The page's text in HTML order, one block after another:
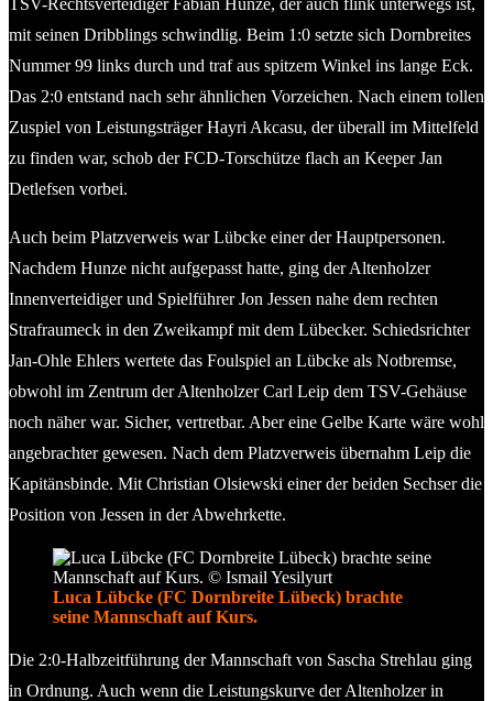
mit seinen Dribblings schwindlig. Beim 1:0 setzte sich Dornbreites
Nummer 99 links durch und traf aus spitzem Winkel ins lange Eck.
Das 2:0 entstand nach sehr ähnlichen Vorzeichen. Nach einem tollen
Zuspiel von Leistungsträger Hayri Akcasu, der überall im Mittelfeld
zu finden war, schob der FCD-Torschütze flach an Keeper Jan
Detlefsen vorbei.
Auch beim Platzverweis war Lübcke einer der Hauptpersonen.
Nachdem Hunze nicht aufgepasst hatte, ging der Altenholzer
Innenverteidiger und Spielführer Jon Jessen nahe dem rechten
Strafraumeck in den Zweikampf mit dem Lübecker. Schiedsrichter
Jan-Ohle Ehlers wertete das Foulspiel an Lübcke als Notbremse,
obwohl im Zentrum der Altenholzer Carl Leip dem TSV-Gehäuse
noch näher war. Sicher, vertretbar. Aber eine Gelbe Karte wäre wohl
angebrachter gewesen. Nach dem Platzverweis übernahm Leip die
Kapitänsbinde. Mit Christian Olsiewski einer der beiden Sechser die
Position von Jessen in der Abwehrkette.
Luca Lübcke (FC Dornbreite Lübeck) brachte
seine Mannschaft auf Kurs.
Die 2:0-Halbzeitführung der Mannschaft von Sascha Strehlau ging
in Ordnung. Auch wenn die Leistungskurve der Altenholzer in